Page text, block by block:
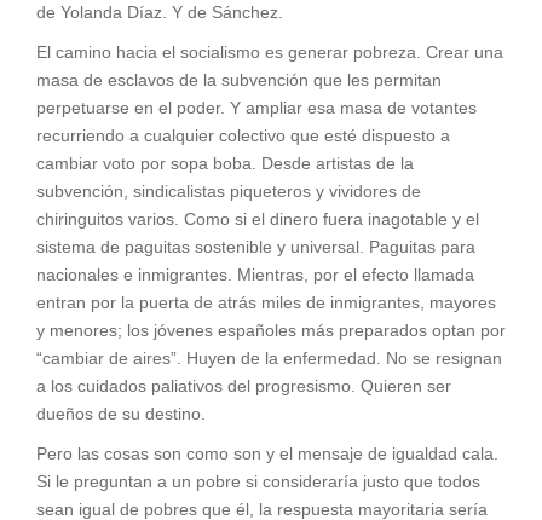
de Yolanda Díaz. Y de Sánchez.
El camino hacia el socialismo es generar pobreza. Crear una
masa de esclavos de la subvención que les permitan
perpetuarse en el poder. Y ampliar esa masa de votantes
recurriendo a cualquier colectivo que esté dispuesto a
cambiar voto por sopa boba. Desde artistas de la
subvención, sindicalistas piqueteros y vividores de
chiringuitos varios. Como si el dinero fuera inagotable y el
sistema de paguitas sostenible y universal. Paguitas para
nacionales e inmigrantes. Mientras, por el efecto llamada
entran por la puerta de atrás miles de inmigrantes, mayores
y menores; los jóvenes españoles más preparados optan por
“cambiar de aires”. Huyen de la enfermedad. No se resignan
a los cuidados paliativos del progresismo. Quieren ser
dueños de su destino.
Pero las cosas son como son y el mensaje de igualdad cala.
Si le preguntan a un pobre si consideraría justo que todos
sean igual de pobres que él, la respuesta mayoritaria sería